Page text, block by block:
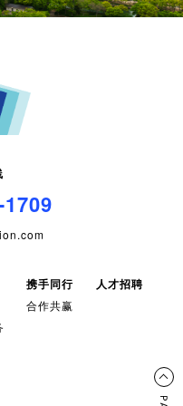
携手同行
合作共赢
人才招聘